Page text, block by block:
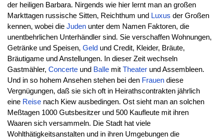
der heiligen Barbara. Nirgends wie hier lernt man an großen
Markttagen russische Sitten, Reichthum und Luxus der Großen
kennen, wobei die Judenunter dem Namen Faktoren, die
unentbehrlichen Unterhändler sind. Sie verschaffen Wohnungen,
Getränke und Speisen, Geld und Credit, Kleider, Bräute,
Bräutigame und Anstellungen. In dieser Zeit wechseln
Gastmähler, Concerteund Ballemit Theaterund Assembleen.
Und in so hohem Ansehen stehen bei den Frauendiese
Vergnügungen, daß sie sich oft in Heirathscontrakten jährlich
eine Reisenach Kiew ausbedingen. Ost sieht man an solchen
Meßtagen 1000 Gutsbesitzer und 500 Kaufleute mit ihren
Waaren sich versammeln. Die Stadt hat viele
Wohlthätigkeitsanstalten und in ihren Umgebungen die